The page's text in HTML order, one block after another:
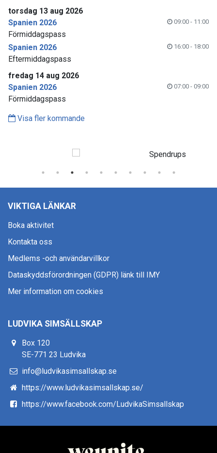
torsdag 13 aug 2026
Spanien 2026
09:00 - 11:00
Förmiddagspass
Spanien 2026
16:00 - 18:00
Eftermiddagspass
fredag 14 aug 2026
Spanien 2026
07:00 - 09:00
Förmiddagspass
Visa fler kommande
VIKTIGA LÄNKAR
Boka aktivitet
Kontakta oss
Medlems -och användarvillkor
Dataskyddsförordningen (GDPR) länk till IMY
Mer information om cookies
LUDVIKA SIMSÄLLSKAP
Box 120
SE-771 23 Ludvika
info@ludvikasimsallskap.se
https://www.ludvikasimsallskap.se/
https://www.facebook.com/LudvikaSimsallskap